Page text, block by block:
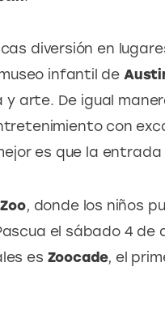
diversión en
infantil de
arte. De igual
con
es que la
, donde los niños
el sábado 4 de
es Zoocade, el